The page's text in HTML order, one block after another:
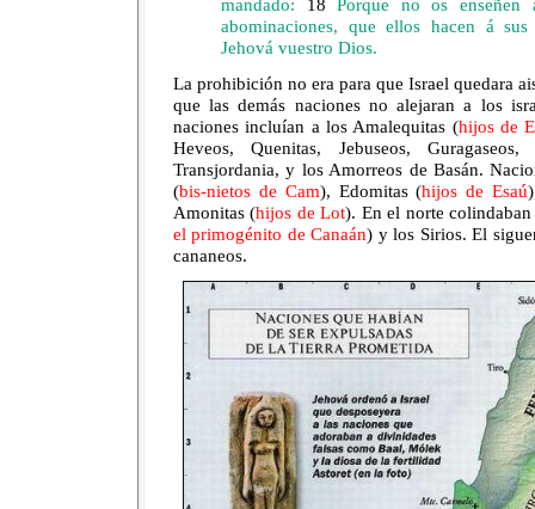
abominaciones, que ellos hacen á
Jehová vuestro Dios.
La prohibición no era para que Israel quedara
que las demás naciones no alejaran a los
naciones incluían a los Amalequitas (hijos de
Heveos, Quenitas, Jebuseos,
Transjordania, y los Amorreos de Basán.
(bis-nietos de Cam), Edomitas (hijos de Esaú
Amonitas (hijos de Lot). En el norte
el primogénito de Canaán) y los Sirios. El
cananeos.